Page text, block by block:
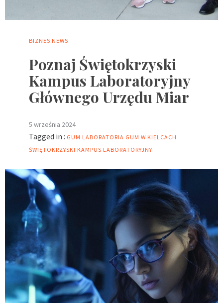
BIZNES NEWS
Poznaj Świętokrzyski
Kampus Laboratoryjny
Głównego Urzędu Miar
5 września 2024
Tagged in : GUM LABORATORIA GUM W KIELCACH
ŚWIĘTOKRZYSKI KAMPUS LABORATORYJNY